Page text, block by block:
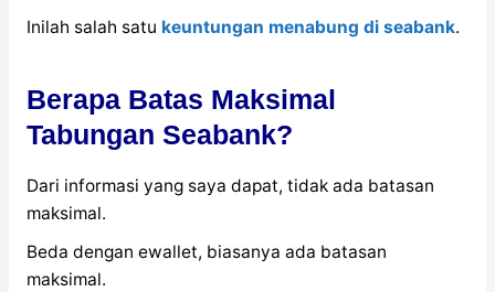
Inilah salah satu keuntungan menabung di seabank.
Berapa Batas Maksimal
Tabungan Seabank?
Dari informasi yang saya dapat, tidak ada batasan
maksimal.
Beda dengan ewallet, biasanya ada batasan
maksimal.